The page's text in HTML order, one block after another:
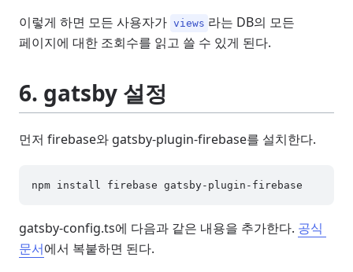
이렇게 하면 모든 사용자가 views 라는 DB의 모든
페이지에 대한 조회수를 읽고 쓸 수 있게 된다.
6. gatsby 설정
먼저 firebase와 gatsby-plugin-firebase를 설치한다.
gatsby-config.ts에 다음과 같은 내용을 추가한다. 공식
문서에서 복붙하면 된다.